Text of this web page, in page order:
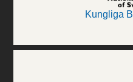
Kungliga